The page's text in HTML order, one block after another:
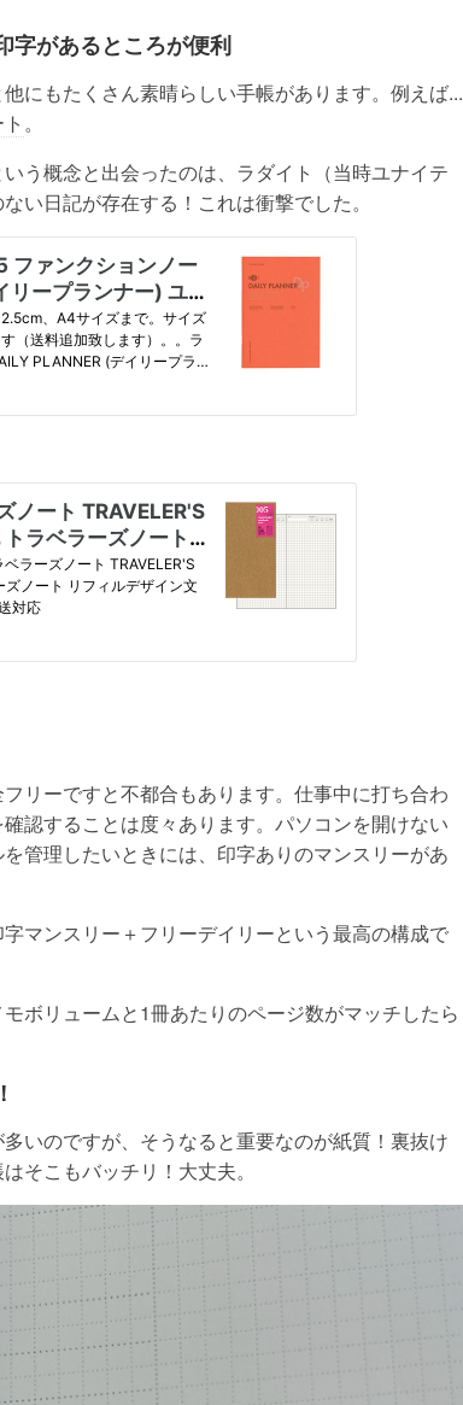
字があるところが便利
他にもたくさん素晴らしい手帳があります。例えば...
。
う概念と出会ったのは、ラダイト（当時ユナイテ
い日記が存在する！これは衝撃でした。
リーですと不都合もあります。仕事中に打ち合わ
認することは度々あります。パソコンを開けない
管理したいときには、印字ありのマンスリーがあ
マンスリー＋フリーデイリーという最高の構成で
ボリュームと1冊あたりのページ数がマッチしたら
いのですが、そうなると重要なのが紙質！裏抜け
そこもバッチリ！大丈夫。